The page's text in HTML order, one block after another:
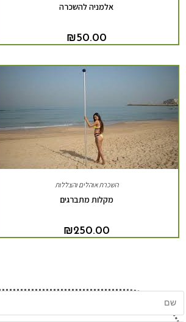
אלמניה להשכרה
₪50.00
השכרת אוהלים והצללות
מקלות מתברגים
₪250.00